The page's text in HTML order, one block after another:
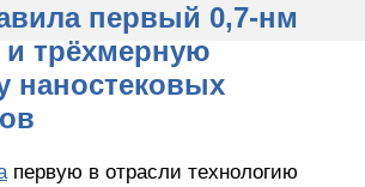
первый 0,7-нм
и трёхмерную
наностековых
первую в отрасли технологию